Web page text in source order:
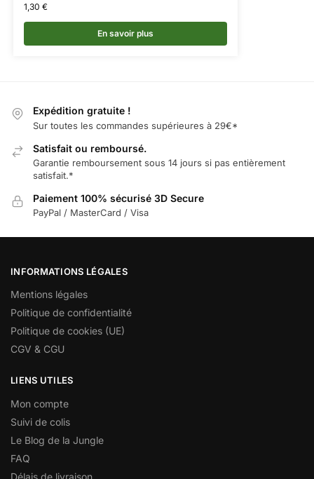
1,30 €
En savoir plus
Expédition gratuite !
Sur toutes les commandes supérieures à 29€*
Satisfait ou remboursé.
Garantie remboursement sous 14 jours si pas entièrement
satisfait.*
Paiement 100% sécurisé 3D Secure
PayPal / MasterCard / Visa
INFORMATIONS LÉGALES
Mentions légales
Politique de confidentialité
Politique de cookies (UE)
CGV & CGU
LIENS UTILES
Mon compte
Suivi de colis
Le Blog de la Jungle
FAQ
Délais de livraison